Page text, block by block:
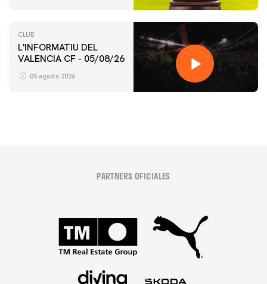
CLUB
L'INFORMATIU DEL
VALENCIA CF - 05/08/26
05 agosto 2026
PARTNERS OFICIALES